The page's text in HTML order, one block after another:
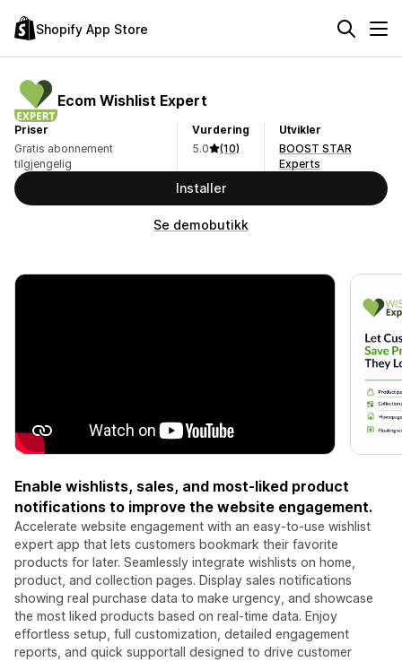
Shopify App Store
Ecom Wishlist Expert
Priser
Gratis abonnement
tilgjengelig
Vurdering
5.0
(10)
Utvikler
BOOST STAR
Experts
Installer
Se demobutikk
Enable wishlists, sales, and most-liked product
notifications to improve the website engagement.
Accelerate website engagement with an easy-to-use wishlist
expert app that lets customers bookmark their favorite
products for later. Seamlessly integrate wishlists on home,
product, and collection pages. Display sales notifications
showing real purchase data to make urgency, and showcase
the most liked products based on real-time data. Enjoy
effortless setup, full customization, detailed engagement
reports, and quick supportall designed to drive customer